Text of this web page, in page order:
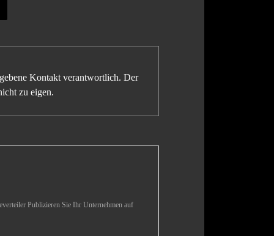
Kontakt verantwortlich. Der
zu eigen.
Publizieren Sie Ihr Unternehmen auf